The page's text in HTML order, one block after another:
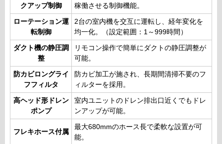
クアップ制御
稼働させる制御機能。
ローテーション運
転制御
2台の室内機を交互に運転し、経年変化を
均一化。（設定範囲：1～999時間）
ダクト機の静圧調
整
リモコン操作で簡単にダクトの静圧調整が
可能。
防カビロングライ
フフィルタ
防カビ加工が施され、長期間清掃不要のフ
ィルターを採用。
高ヘッド形ドレン
ポンプ
室内ユニットのドレン排出口近くでもドレ
ンアップが可能。
フレキホース付属
最大680mmのホース長で柔軟な設置が可
能。